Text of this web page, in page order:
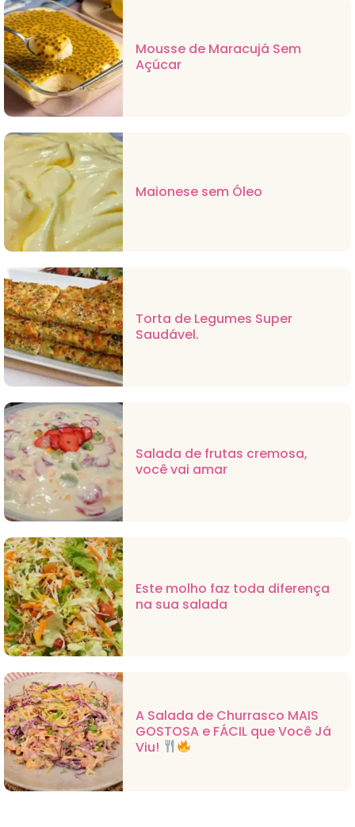
Mousse de Maracujá Sem
Açúcar
Maionese sem Óleo
Torta de Legumes Super
Saudável.
Salada de frutas cremosa,
você vai amar
Este molho faz toda diferença
na sua salada
A Salada de Churrasco MAIS
GOSTOSA e FÁCIL que Você Já
Viu!